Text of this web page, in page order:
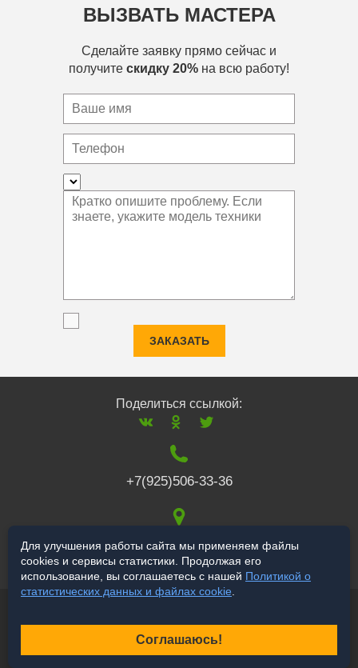
ВЫЗВАТЬ МАСТЕРА
Сделайте заявку прямо сейчас и
получите скидку 20% на всю работу!
ЗАКАЗАТЬ
Поделиться ссылкой:
+7(925)506-33-36
117519,г. Москва,
Варшавское ш., 132
Продвижение сайта
Для улучшения работы сайта мы применяем файлы
cookies и сервисы статистики. Продолжая его
использование, вы соглашаетесь с нашей Политикой о
статистических данных и файлах cookie
Соглашаюсь!